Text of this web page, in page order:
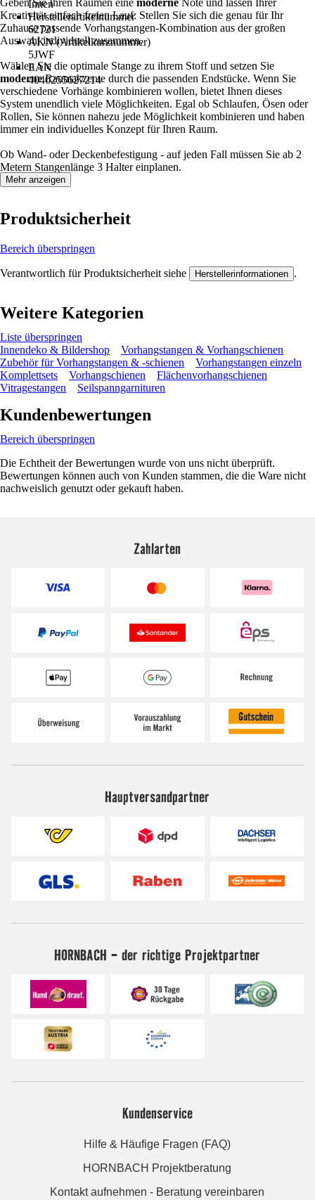
Innen
Herstellerartikelnummer
62721
AKN (Artikelkurznummer)
5JWF
EAN
4040255627214
Geben Sie Ihren Räumen eine moderne Note und lassen Ihrer
Kreativität einfach freien Lauf: Stellen Sie sich die genau für Ihr
Zuhause passende Vorhangstangen-Kombination aus der großen
Auswahl individuell zusammen.
Wählen Sie die optimale Stange zu ihrem Stoff und setzen Sie
moderneRaumakzente durch die passenden Endstücke. Wenn Sie
verschiedene Vorhänge kombinieren wollen, bietet Ihnen dieses
System unendlich viele Möglichkeiten. Egal ob Schlaufen, Ösen oder
Rollen, Sie können nahezu jede Möglichkeit kombinieren und haben
immer ein individuelles Konzept für Ihren Raum.
Ob Wand- oder Deckenbefestigung - auf jeden Fall müssen Sie ab 2
Metern Stangenlänge 3 Halter einplanen.
Mehr anzeigen
Produktsicherheit
Bereich überspringen
Verantwortlich für Produktsicherheit siehe Herstellerinformationen .
Weitere Kategorien
Liste überspringen
Innendeko & Bildershop
Vorhangstangen & Vorhangschienen
Zubehör für Vorhangstangen & -schienen
Vorhangstangen einzeln
Komplettsets
Vorhangschienen
Flächenvorhangschienen
Vitragestangen
Seilspanngarnituren
Kundenbewertungen
Bereich überspringen
Die Echtheit der Bewertungen wurde von uns nicht überprüft.
Bewertungen können auch von Kunden stammen, die die Ware nicht
nachweislich genutzt oder gekauft haben.
Zahlarten
Hauptversandpartner
HORNBACH - der richtige Projektpartner
Kundenservice
Hilfe & Häufige Fragen (FAQ)
HORNBACH Projektberatung
Kontakt aufnehmen - Beratung vereinbaren